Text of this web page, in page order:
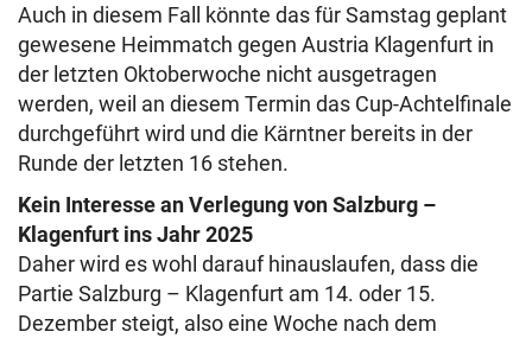
Auch in diesem Fall könnte das für Samstag geplant
gewesene Heimmatch gegen Austria Klagenfurt in
der letzten Oktoberwoche nicht ausgetragen
werden, weil an diesem Termin das Cup-Achtelfinale
durchgeführt wird und die Kärntner bereits in der
Runde der letzten 16 stehen.
Kein Interesse an Verlegung von Salzburg –
Klagenfurt ins Jahr 2025
Daher wird es wohl darauf hinauslaufen, dass die
Partie Salzburg – Klagenfurt am 14. oder 15.
Dezember steigt, also eine Woche nach dem